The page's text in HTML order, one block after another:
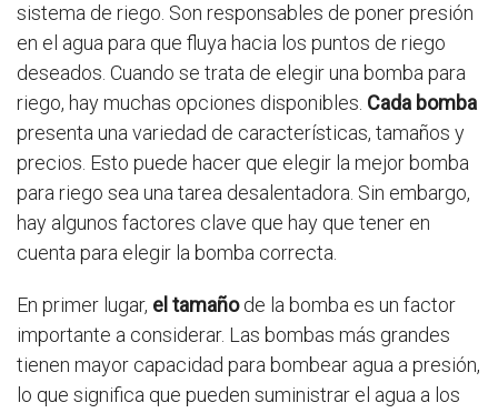
sistema de riego. Son responsables de poner presión
en el agua para que fluya hacia los puntos de riego
deseados. Cuando se trata de elegir una bomba para
riego, hay muchas opciones disponibles. Cada bomba
presenta una variedad de características, tamaños y
precios. Esto puede hacer que elegir la mejor bomba
para riego sea una tarea desalentadora. Sin embargo,
hay algunos factores clave que hay que tener en
cuenta para elegir la bomba correcta.
En primer lugar, el tamañode la bomba es un factor
importante a considerar. Las bombas más grandes
tienen mayor capacidad para bombear agua a presión,
lo que significa que pueden suministrar el agua a los